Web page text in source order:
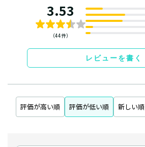
3.53
（44件）
レビューを書く
評価が高い順 評価が低い順 新しい順